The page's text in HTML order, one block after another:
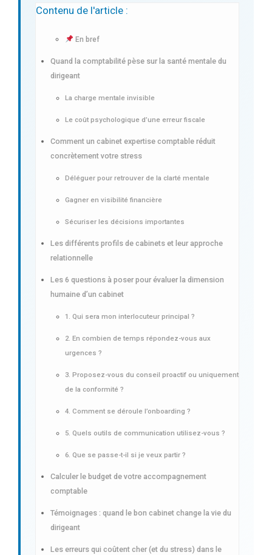
Contenu de l'article :
En bref
Quand la comptabilité pèse sur la santé mentale du
dirigeant
La charge mentale invisible
Le coût psychologique d’une erreur fiscale
Comment un cabinet expertise comptable réduit
concrètement votre stress
Déléguer pour retrouver de la clarté mentale
Gagner en visibilité financière
Sécuriser les décisions importantes
Les différents profils de cabinets et leur approche
relationnelle
Les 6 questions à poser pour évaluer la dimension
humaine d’un cabinet
1. Qui sera mon interlocuteur principal ?
2. En combien de temps répondez-vous aux
urgences ?
3. Proposez-vous du conseil proactif ou uniquement
de la conformité ?
4. Comment se déroule l’onboarding ?
5. Quels outils de communication utilisez-vous ?
6. Que se passe-t-il si je veux partir ?
Calculer le budget de votre accompagnement
comptable
Témoignages : quand le bon cabinet change la vie du
dirigeant
Les erreurs qui coûtent cher (et du stress) dans le